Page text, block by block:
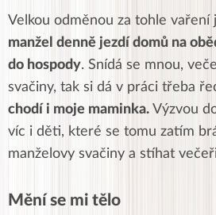
Velkou odměnou za tohle vaření
manžel denně jezdí domů na
do hospody. Snídá se mnou,
svačiny, tak si dá v práci třeba
chodí i moje maminka. Výzvou
víc i děti, které se tomu zatím
manželovy svačiny a stíhat
Mění se mi tělo